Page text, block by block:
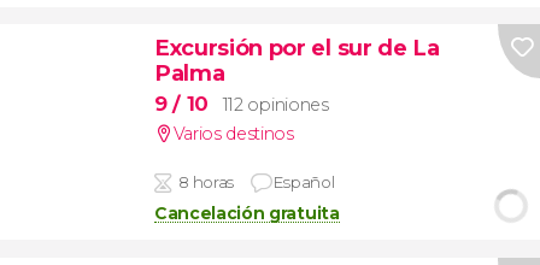
Excursión por el sur de La
Palma
9/ 10
112 opiniones
Varios destinos
8 horas Español
Cancelación gratuita